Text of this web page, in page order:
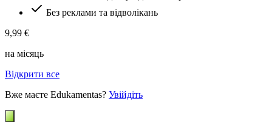
Без реклами та відволікань
9,99 €
на місяць
Відкрити все
Вже маєте Edukamentas? Увійдіть